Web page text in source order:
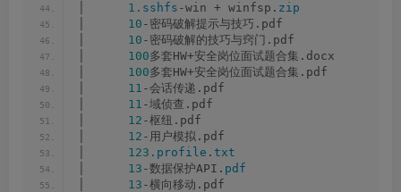
1. sshfs -win + winfsp. zip
10 -密码破解提示与技巧.pdf
10 -密码破解的技巧与窍门.pdf
100多套HW+安全岗位面试题合集.docx
100多套HW+安全岗位面试题合集.pdf
11 -会话传递.pdf
11 -域侦查.pdf
12 -枢纽.pdf
12 -用户模拟.pdf
123. profile . txt
13 -数据保护API. pdf
13 -横向移动.pdf